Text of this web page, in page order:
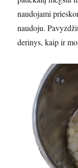
naudojami
naudoju.
derinys, kaip ir